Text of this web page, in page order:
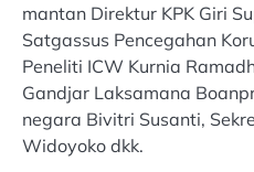
mantan Direktur KPK Giri
Satgassus Pencegahan
Peneliti ICW Kurnia
Gandjar Laksamana
negara Bivitri Susanti,
Widoyoko dkk.